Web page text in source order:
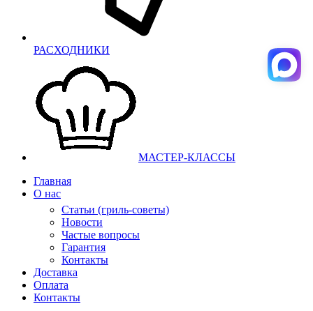
РАСХОДНИКИ
МАСТЕР-КЛАССЫ
Главная
О нас
Статьи (гриль-советы)
Новости
Частые вопросы
Гарантия
Контакты
Доставка
Оплата
Контакты